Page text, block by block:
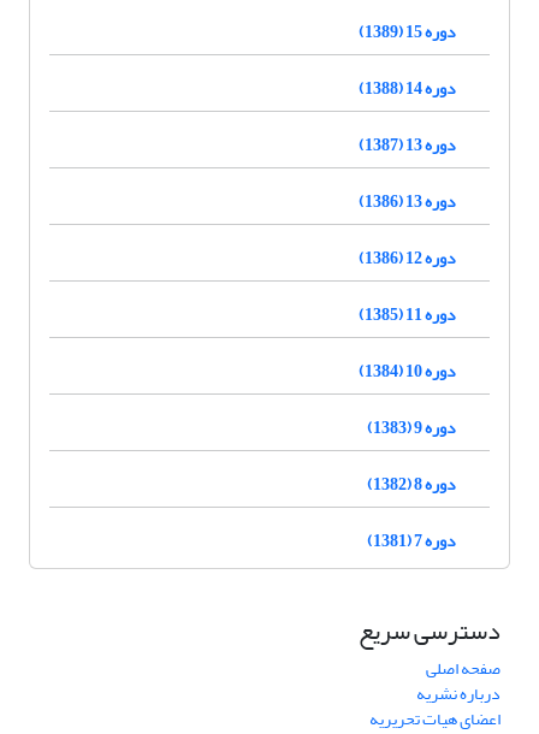
دوره 15 (1389)
دوره 14 (1388)
دوره 13 (1387)
دوره 13 (1386)
دوره 12 (1386)
دوره 11 (1385)
دوره 10 (1384)
دوره 9 (1383)
دوره 8 (1382)
دوره 7 (1381)
دسترسی سریع
صفحه اصلی
درباره نشریه
اعضای هیات تحریریه